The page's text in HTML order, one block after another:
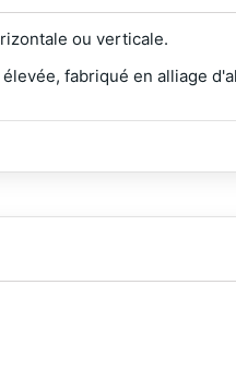
ou verticale.
fabriqué en alliage